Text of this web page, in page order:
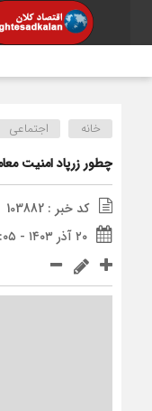
خانه اجتماعی
چطور زرپاد امنیت
کد خبر : 103882
۲۰ آذر ۱۴۰۳ - ۱۸:۰۵